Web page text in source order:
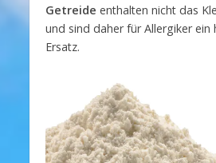
Getreide enthalten nicht das
und sind daher für Allergiker ein
Ersatz.